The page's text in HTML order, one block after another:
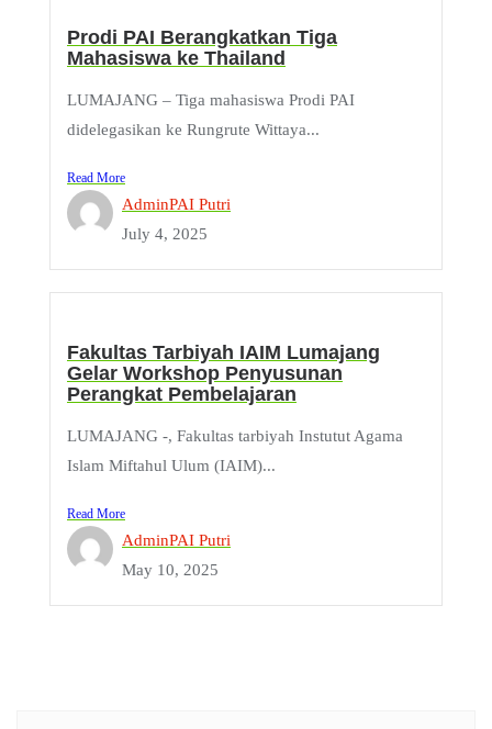
Prodi PAI Berangkatkan Tiga
Mahasiswa ke Thailand
LUMAJANG – Tiga mahasiswa Prodi PAI
didelegasikan ke Rungrute Wittaya...
Read More
AdminPAI Putri
July 4, 2025
Fakultas Tarbiyah IAIM Lumajang
Gelar Workshop Penyusunan
Perangkat Pembelajaran
LUMAJANG -, Fakultas tarbiyah Instutut Agama
Islam Miftahul Ulum (IAIM)...
Read More
AdminPAI Putri
May 10, 2025